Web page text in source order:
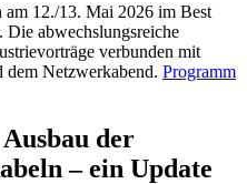
12./13. Mai 2026 im Best
abwechslungsreiche
verbunden mit
dem Netzwerkabend. Programm
der
– ein Update